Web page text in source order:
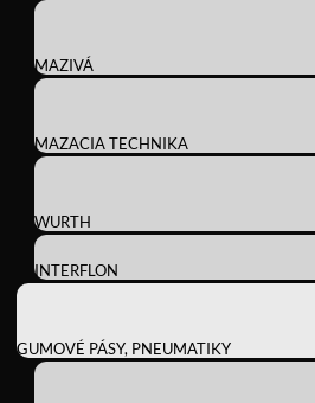
MAZIVÁ
MAZACIA TECHNIKA
WURTH
INTERFLON
GUMOVÉ PÁSY, PNEUMATIKY